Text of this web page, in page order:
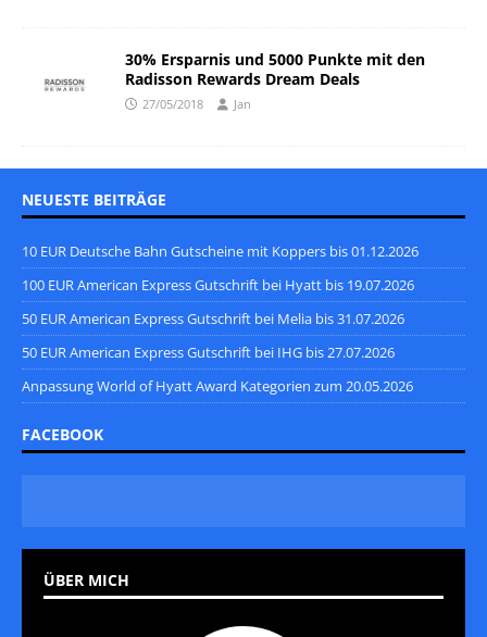
30% Ersparnis und 5000 Punkte mit den
Radisson Rewards Dream Deals
27/05/2018 Jan
NEUESTE BEITRÄGE
10 EUR Deutsche Bahn Gutscheine mit Koppers bis 01.12.2026
100 EUR American Express Gutschrift bei Hyatt bis 19.07.2026
50 EUR American Express Gutschrift bei Melia bis 31.07.2026
50 EUR American Express Gutschrift bei IHG bis 27.07.2026
Anpassung World of Hyatt Award Kategorien zum 20.05.2026
FACEBOOK
ÜBER MICH